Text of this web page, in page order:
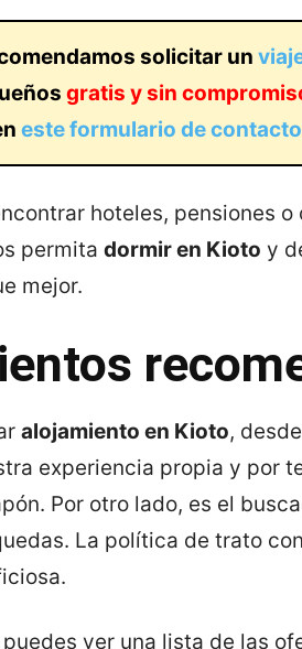
solicitar un
gratis y sin
este formulario de contacto
hoteles, pensiones
permita dormir en Kioto y
mejor.
alojamiento en Kioto,
experiencia propia y por
Por otro lado, es el
La política de trato
ver una lista de las